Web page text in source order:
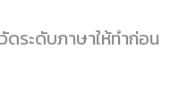
ระดับภาษาให้ทำก่อน